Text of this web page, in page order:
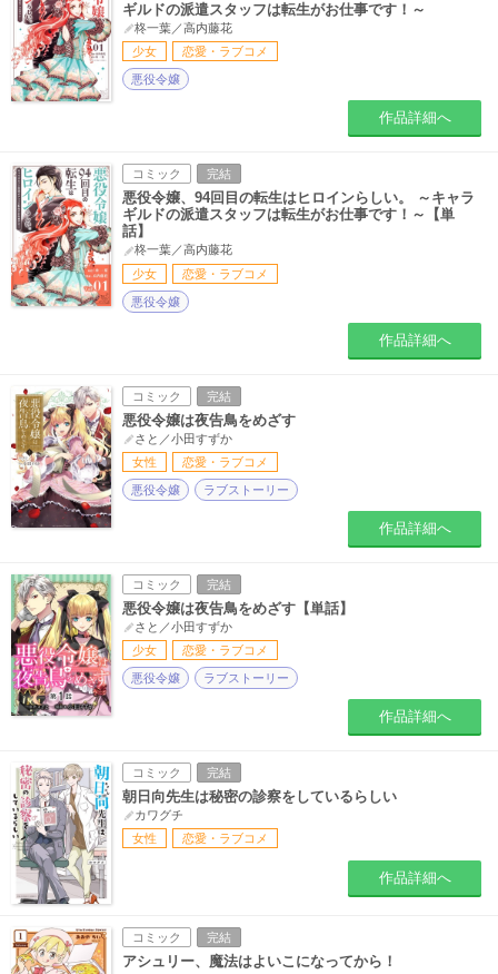
ギルドの派遣スタッフは転生がお仕事です！～
柊一葉／高内藤花
少女
恋愛・ラブコメ
悪役令嬢
作品詳細へ
コミック 完結
悪役令嬢、94回目の転生はヒロインらしい。 ～キャラ
ギルドの派遣スタッフは転生がお仕事です！～【単
話】
柊一葉／高内藤花
少女
恋愛・ラブコメ
悪役令嬢
作品詳細へ
コミック 完結
悪役令嬢は夜告鳥をめざす
さと／小田すずか
女性
恋愛・ラブコメ
悪役令嬢 ラブストーリー
作品詳細へ
コミック 完結
悪役令嬢は夜告鳥をめざす【単話】
さと／小田すずか
少女
恋愛・ラブコメ
悪役令嬢 ラブストーリー
作品詳細へ
コミック 完結
朝日向先生は秘密の診察をしているらしい
カワグチ
女性
恋愛・ラブコメ
作品詳細へ
コミック 完結
アシュリー、魔法はよいこになってから！